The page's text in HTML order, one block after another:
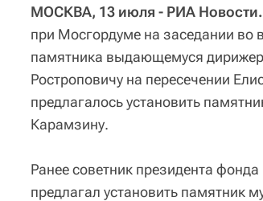
МОСКВА, 13 июля - РИА Новости.
при Мосгордуме на заседании во
памятника выдающемуся
Ростроповичу на пересечении
предлагалось установить
Карамзину.
Ранее советник президента
предлагал установить памятник